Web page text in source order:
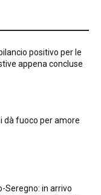
positivo per le
appena concluse
dà fuoco per amore
Seregno: in arrivo